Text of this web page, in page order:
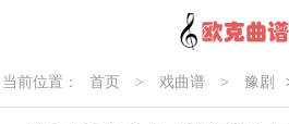
当前位置： 首页 > 戏曲谱 > 豫剧